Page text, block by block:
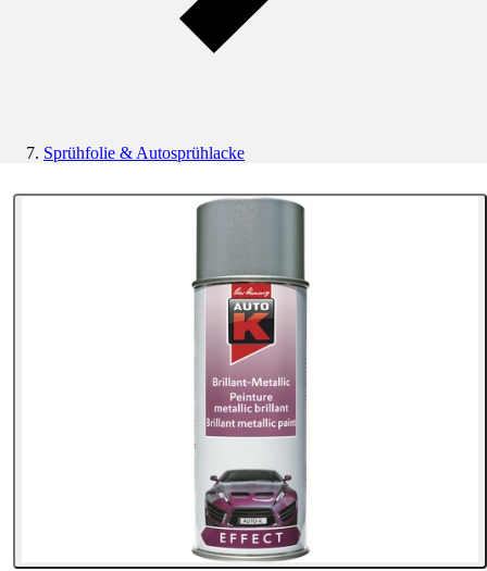
Sprühfolie & Autosprühlacke